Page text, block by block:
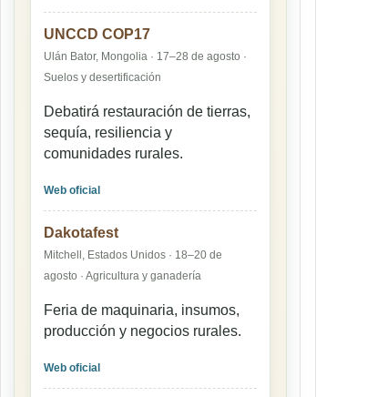
UNCCD COP17
Ulán Bator, Mongolia · 17–28 de agosto ·
Suelos y desertificación
Debatirá restauración de tierras,
sequía, resiliencia y
comunidades rurales.
Web oficial
Dakotafest
Mitchell, Estados Unidos · 18–20 de
agosto · Agricultura y ganadería
Feria de maquinaria, insumos,
producción y negocios rurales.
Web oficial